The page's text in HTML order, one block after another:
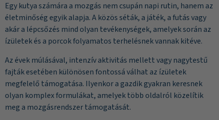
Egy kutya számára a mozgás nem csupán napi rutin, hanem az
életminőség egyik alapja. A közös séták, a játék, a futás vagy
akár a lépcsőzés mind olyan tevékenységek, amelyek során az
ízületek és a porcok folyamatos terhelésnek vannak kitéve.
Az évek múlásával, intenzív aktivitás mellett vagy nagytestű
fajták esetében különösen fontossá válhat az ízületek
megfelelő támogatása. Ilyenkor a gazdik gyakran keresnek
olyan komplex formulákat, amelyek több oldalról közelítik
meg a mozgásrendszer támogatását.